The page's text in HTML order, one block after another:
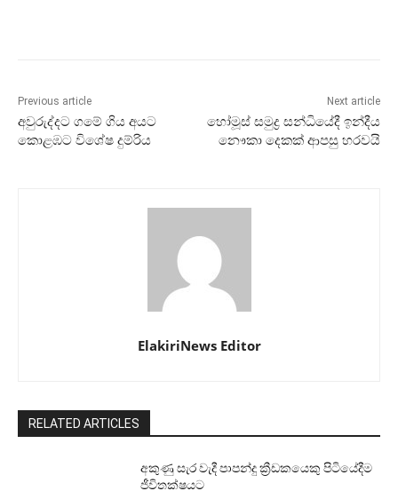
Previous article
අවුරුද්දට ගමේ ගිය අයට
කොළඹට විශේෂ දුම්රිය
Next article
හෝමූස් සමුද්‍ර සන්ධියේදී ඉන්දීය
නෞකා දෙකක් ආපසු හරවයි
ElakiriNews Editor
RELATED ARTICLES
අකුණු සැර වැදී පාපන්දු ක්‍රීඩකයෙකු පිටියේදීම
ජීවිතක්ෂයට